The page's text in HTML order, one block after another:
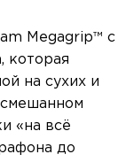
Megagrip™ с
которая
на сухих и
«на всё
до